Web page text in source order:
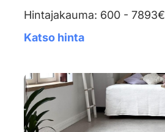
Hintajakauma: 600 - 7893€
Katso hinta